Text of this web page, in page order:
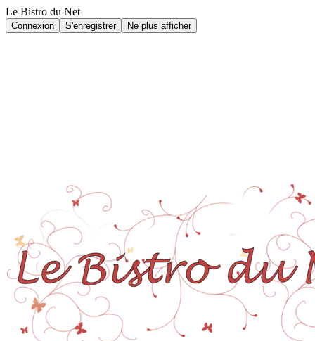
Le Bistro du Net